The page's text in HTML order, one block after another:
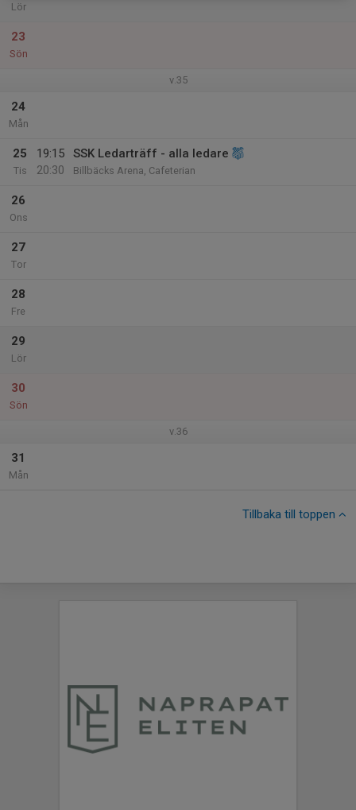
Lör
23
Sön
v.35
24
Mån
25
Tis
19:15
20:30
SSK Ledarträff - alla ledare
Billbäcks Arena, Cafeterian
26
Ons
27
Tor
28
Fre
29
Lör
30
Sön
v.36
31
Mån
Tillbaka till toppen